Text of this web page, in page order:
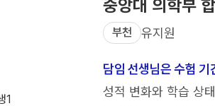
중앙대 의학부
부천 유지원
담임 선생님은 수험
성적 변화와 학습 상